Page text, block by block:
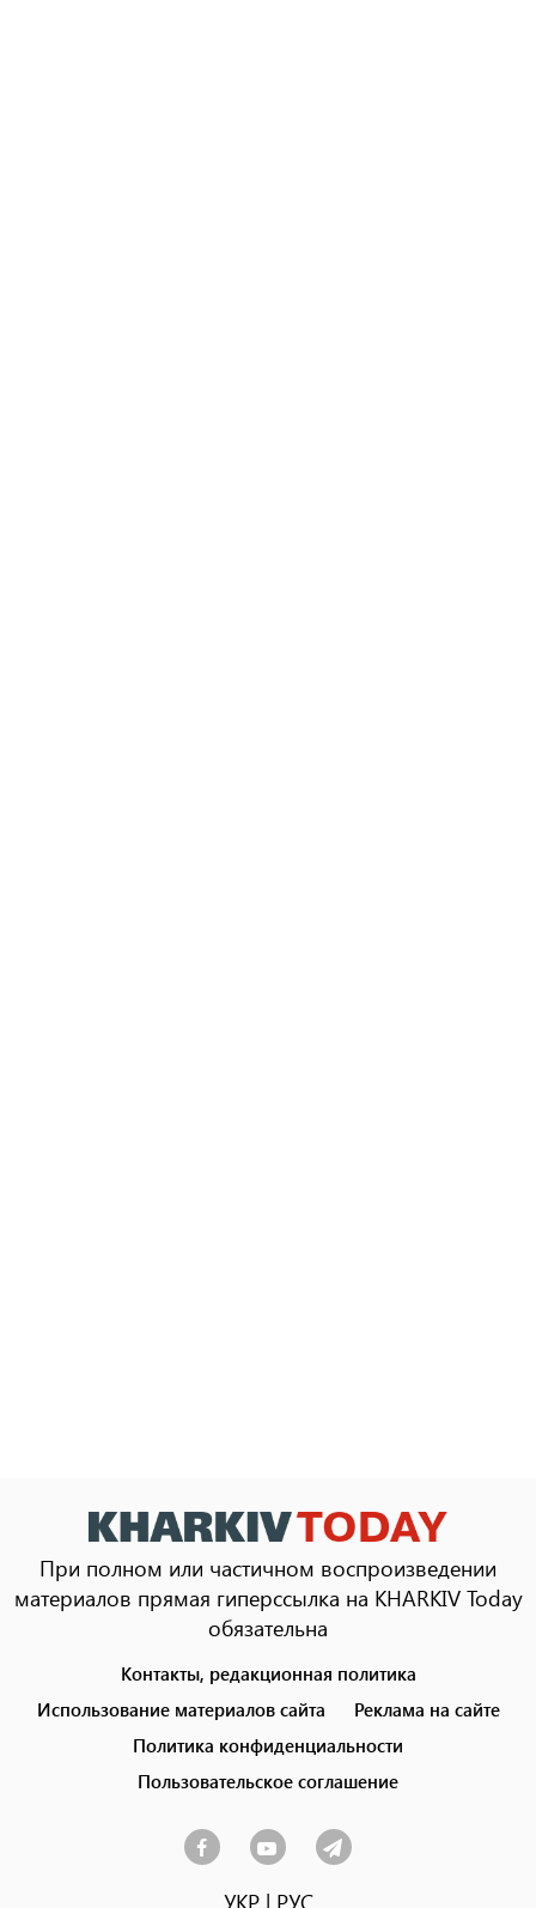
При полном или частичном воспроизведении
материалов прямая гиперссылка на KHARKIV Today
обязательна
menu
Контакты, редакционная политика
Использование материалов сайта
Реклама на сайте
Политика конфиденциальности
Пользовательское соглашение
УКР| РУС